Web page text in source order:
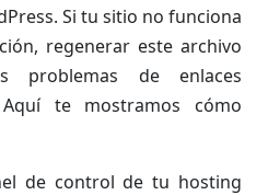
Si tu sitio no funciona
regenerar este archivo
problemas de enlaces
te mostramos cómo
de control de tu hosting